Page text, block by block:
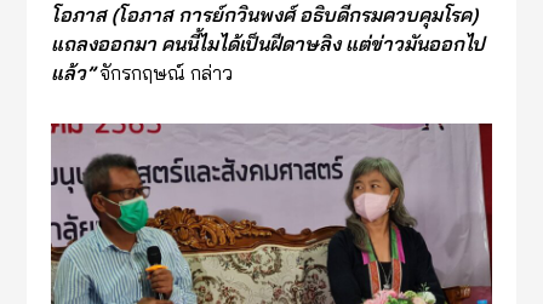
โอภาส (โอภาส การย์กวินพงศ์ อธิบดีกรมควบคุมโรค)
แถลงออกมา คนนี้ไมได้เป็นฝีดาษลิง แต่ข่าวมันออกไป
แล้ว”จักรกฤษณ์ กล่าว